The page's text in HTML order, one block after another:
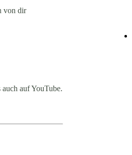
von dir
auf YouTube.